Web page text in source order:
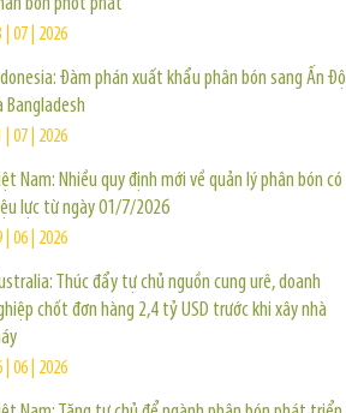
| 07 | 2026
Đàm phán xuất khẩu phân bón sang Ấn Độ
Bangladesh
| 07 | 2026
Nam: Nhiều quy định mới về quản lý phân bón có
lực từ ngày 01/7/2026
| 06 | 2026
Thúc đẩy tự chủ nguồn cung urê, doanh
chốt đơn hàng 2,4 tỷ USD trước khi xây nhà
| 06 | 2026